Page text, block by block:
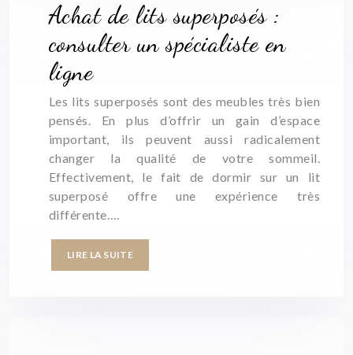
Achat de lits superposés :
consulter un spécialiste en
ligne
Les lits superposés sont des meubles très bien
pensés. En plus d’offrir un gain d’espace
important, ils peuvent aussi radicalement
changer la qualité de votre sommeil.
Effectivement, le fait de dormir sur un lit
superposé offre une expérience très
différente….
LIRE LA SUITE